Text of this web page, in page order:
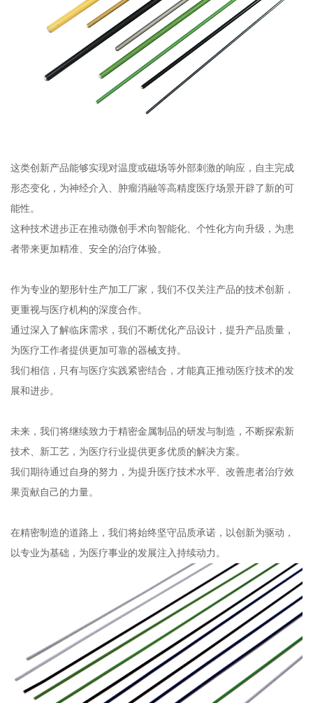
这类创新产品能够实现对温度或磁场等外部刺激的响应，自主完成
形态变化，为神经介入、肿瘤消融等高精度医疗场景开辟了新的可
能性。
这种技术进步正在推动微创手术向智能化、个性化方向升级，为患
者带来更加精准、安全的治疗体验。
作为专业的塑形针生产加工厂家，我们不仅关注产品的技术创新，
更重视与医疗机构的深度合作。
通过深入了解临床需求，我们不断优化产品设计，提升产品质量，
为医疗工作者提供更加可靠的器械支持。
我们相信，只有与医疗实践紧密结合，才能真正推动医疗技术的发
展和进步。
未来，我们将继续致力于精密金属制品的研发与制造，不断探索新
技术、新工艺，为医疗行业提供更多优质的解决方案。
我们期待通过自身的努力，为提升医疗技术水平、改善患者治疗效
果贡献自己的力量。
在精密制造的道路上，我们将始终坚守品质承诺，以创新为驱动，
以专业为基础，为医疗事业的发展注入持续动力。